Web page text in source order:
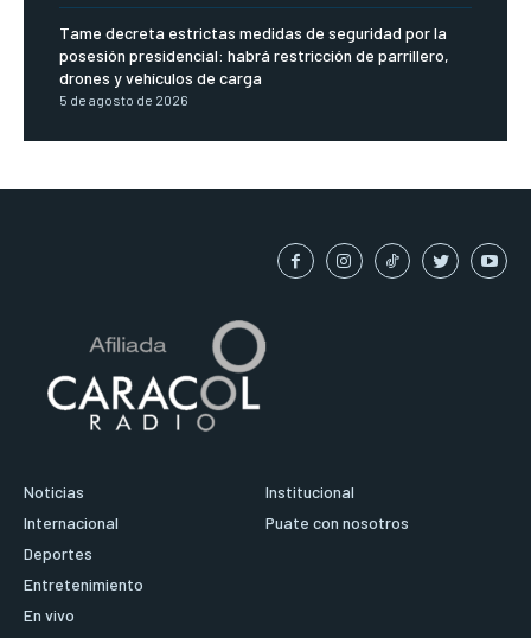
Tame decreta estrictas medidas de seguridad por la
posesión presidencial: habrá restricción de parrillero,
drones y vehículos de carga
5 de agosto de 2026
Noticias
Internacional
Deportes
Entretenimiento
En vivo
Institucional
Puate con nosotros